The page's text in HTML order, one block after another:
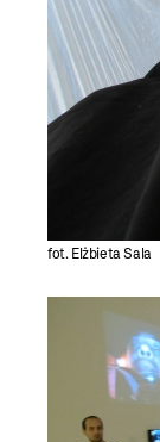
fot. Elżbieta Sala